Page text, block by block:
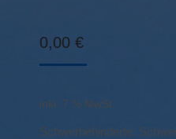
0,00 €
inkl. 7 % MwSt.
Schwerbehinderte: